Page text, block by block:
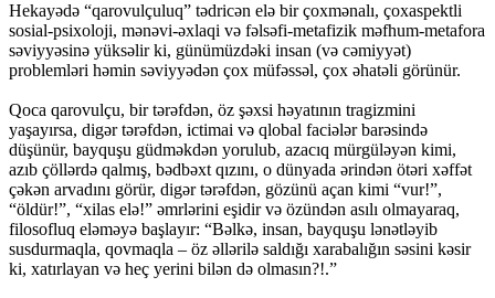
Hekayədə “qarovulçuluq” tədricən elə bir çoxmənalı, çoxaspektli
sosial-psixoloji, mənəvi-əxlaqi və fəlsəfi-metafizik məfhum-metafora
səviyyəsinə yüksəlir ki, günümüzdəki insan (və cəmiyyət)
problemləri həmin səviyyədən çox müfəssəl, çox əhatəli görünür.
Qoca qarovulçu, bir tərəfdən, öz şəxsi həyatının tragizmini
yaşayırsa, digər tərəfdən, ictimai və qlobal faciələr barəsində
düşünür, bayquşu güdməkdən yorulub, azacıq mürgüləyən kimi,
azıb çöllərdə qalmış, bədbəxt qızını, o dünyada ərindən ötəri xəffət
çəkən arvadını görür, digər tərəfdən, gözünü açan kimi “vur!”,
“öldür!”, “xilas elə!” əmrlərini eşidir və özündən asılı olmayaraq,
filosofluq eləməyə başlayır: “Bəlkə, insan, bayquşu lənətləyib
susdurmaqla, qovmaqla – öz əllərilə saldığı xarabalığın səsini kəsir
ki, xatırlayan və heç yerini bilən də olmasın?!.”